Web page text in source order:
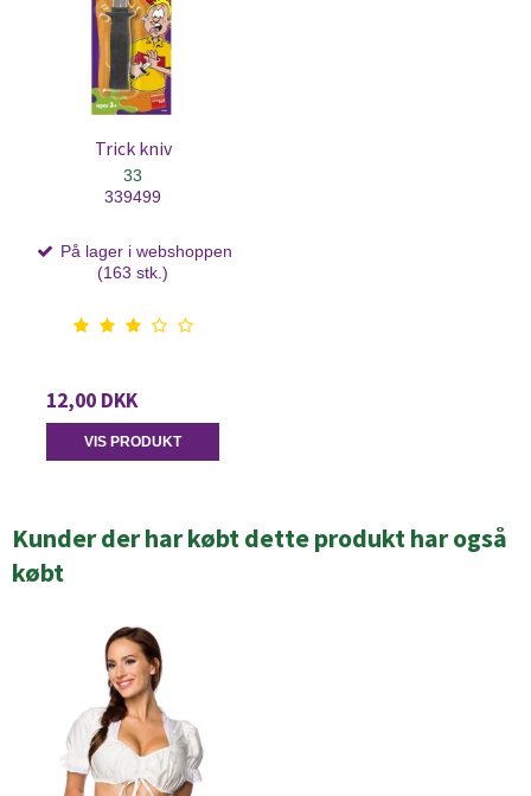
Trick kniv
33
339499
På lager i webshoppen
(163 stk.)
12,00 DKK
VIS PRODUKT
Kunder der har købt dette produkt har også
købt